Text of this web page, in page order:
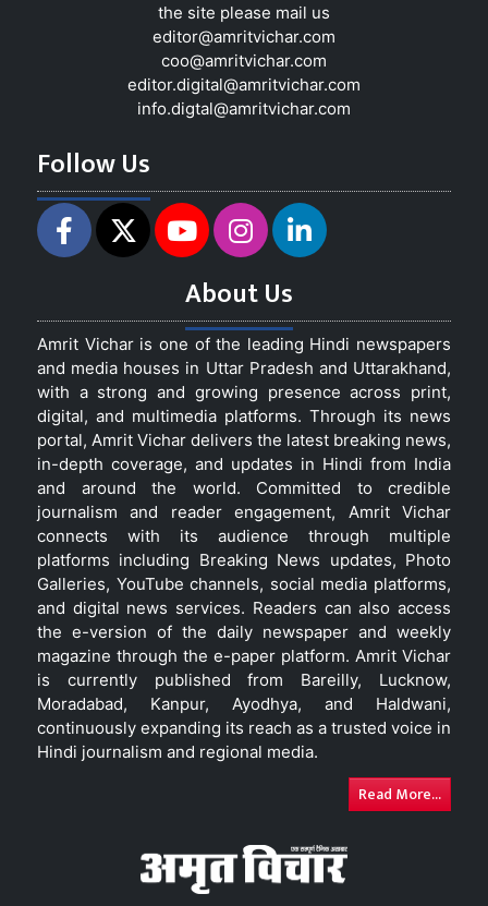
the site please mail us
editor@amritvichar.com
coo@amritvichar.com
editor.digital@amritvichar.com
info.digtal@amritvichar.com
Follow Us
About Us
Amrit Vichar is one of the leading Hindi newspapers
and media houses in Uttar Pradesh and Uttarakhand,
with a strong and growing presence across print,
digital, and multimedia platforms. Through its news
portal, Amrit Vichar delivers the latest breaking news,
in-depth coverage, and updates in Hindi from India
and around the world. Committed to credible
journalism and reader engagement, Amrit Vichar
connects with its audience through multiple
platforms including Breaking News updates, Photo
Galleries, YouTube channels, social media platforms,
and digital news services. Readers can also access
the e-version of the daily newspaper and weekly
magazine through the e-paper platform. Amrit Vichar
is currently published from Bareilly, Lucknow,
Moradabad, Kanpur, Ayodhya, and Haldwani,
continuously expanding its reach as a trusted voice in
Hindi journalism and regional media.
Read More...